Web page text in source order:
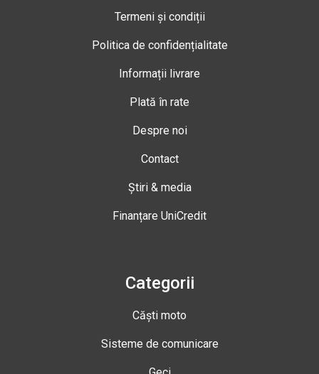
Termeni și condiții
Politica de confidențialitate
Informații livrare
Plată în rate
Despre noi
Contact
Știri & media
Finanțare UniCredit
Categorii
Căști moto
Sisteme de comunicare